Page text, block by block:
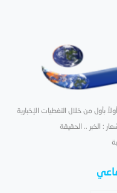
بأول من خلال التغطيات الإخبارية
: الخبر .. الحقيقة